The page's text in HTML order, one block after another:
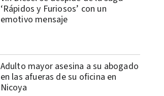
‘Rápidos y Furiosos’ con un
emotivo mensaje
Adulto mayor asesina a su abogado
en las afueras de su oficina en
Nicoya